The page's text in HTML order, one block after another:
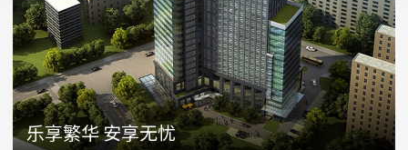
乐享繁华 安享无忧